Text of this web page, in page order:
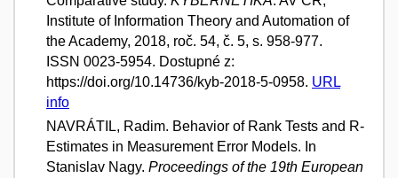
Institute of Information Theory and Automation of
the Academy, 2018, roč. 54, č. 5, s. 958-977.
ISSN 0023-5954. Dostupné z:
https://doi.org/10.14736/kyb-2018-5-0958. URL
info
NAVRÁTIL, Radim. Behavior of Rank Tests and R-
Estimates in Measurement Error Models. In
Stanislav Nagy. Proceedings of the 19th European